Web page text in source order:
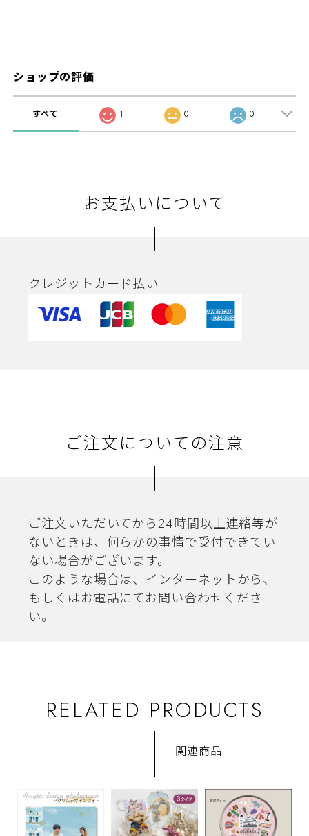
ショップの評価
すべて 1 0 0
お支払いについて
クレジットカード払い
ご注文についての注意
ご注文いただいてから24時間以上連絡等が
ないときは、何らかの事情で受付できてい
ない場合がございます。
このような場合は、インターネットから、
もしくはお電話にてお問い合わせくださ
い。
RELATED PRODUCTS
関連商品